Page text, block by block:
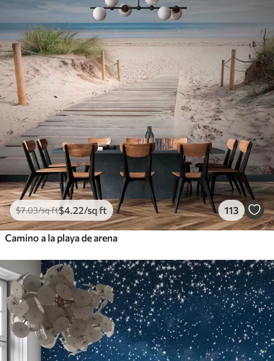
$7.03/sq ft$4 .22/sq ft 113
Camino a la playa de arena